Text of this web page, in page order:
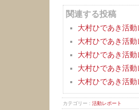
関連する投稿
大村ひであき活
大村ひであき活
大村ひであき活
大村ひであき活
大村ひであき活
カテゴリー : 活動レポート